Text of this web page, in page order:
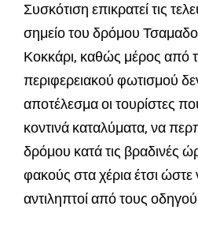
Συσκότιση επικρατεί τις
σημείο του δρόμου
Κοκκάρι, καθώς μέρος από
περιφερειακού φωτισμού
αποτέλεσμα οι τουρίστες
κοντινά καταλύματα, να
δρόμου κατά τις βραδινές
φακούς στα χέρια έτσι ώστε
αντιληπτοί από τους